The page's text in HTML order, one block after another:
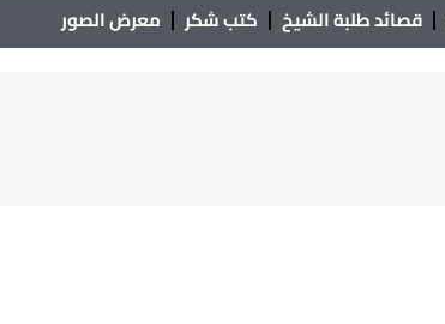
قصائد طلبة الشيخ كتب شكر معرض الصور